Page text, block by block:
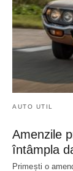
AUTO UTIL
Amenzile
întâmpla
Primești o